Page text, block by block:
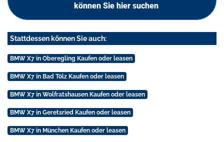
können Sie hier suchen
Stattdessen können Sie auch:
BMW X7 in Oberegling Kaufen oder leasen
BMW X7 in Bad Tölz Kaufen oder leasen
BMW X7 in Wolfratshausen Kaufen oder leasen
BMW X7 in Geretsried Kaufen oder leasen
BMW X7 in München Kaufen oder leasen